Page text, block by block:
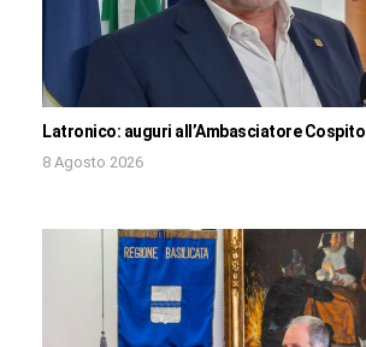
Latronico: auguri all’Ambasciatore Cospito
8 Agosto 2026